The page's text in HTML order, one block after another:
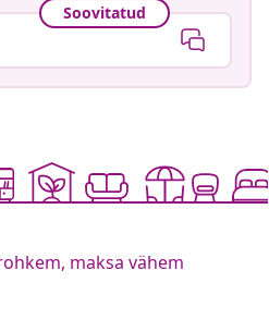
Soovitatud
maksa vähem